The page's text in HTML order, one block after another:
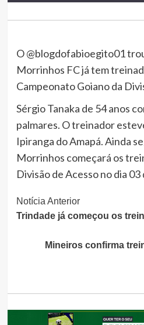
O@blogdofabioegito01
Morrinhos FC já tem
Campeonato Goiano da
Sérgio Tanaka de 54 anos
palmares. O treinador
Ipiranga do Amapá. Ainda
Morrinhos começará os
Divisão de Acesso no dia 03
Continue
Lendo
Notícia Anterior
Trindade já começou os
Mineiros confirma